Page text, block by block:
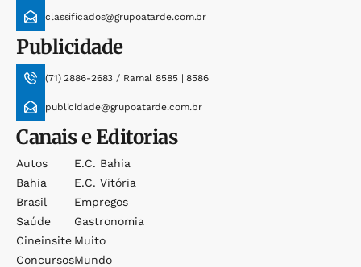
classificados@grupoatarde.com.br
Publicidade
(71) 2886-2683 / Ramal 8585 | 8586
publicidade@grupoatarde.com.br
Canais e Editorias
Autos
Bahia
Brasil
Saúde
Cineinsite
Concursos
E.c. Bahia
E.c. Vitória
Empregos
Gastronomia
Muito
Mundo